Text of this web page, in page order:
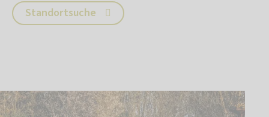
Standortsuche